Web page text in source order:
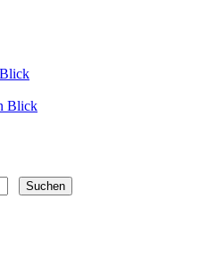
Blick